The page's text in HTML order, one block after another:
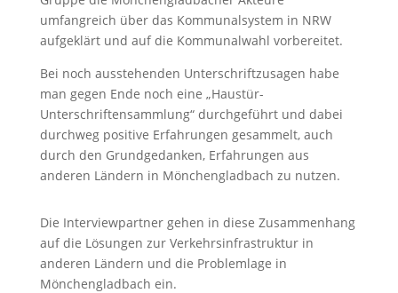
umfangreich über das Kommunalsystem in NRW
aufgeklärt und auf die Kommunalwahl vorbereitet.
Bei noch ausstehenden Unterschriftzusagen habe
man gegen Ende noch eine „Haustür-
Unterschriftensammlung“ durchgeführt und dabei
durchweg positive Erfahrungen gesammelt, auch
durch den Grundgedanken, Erfahrungen aus
anderen Ländern in Mönchengladbach zu nutzen.
Die Interviewpartner gehen in diese Zusammenhang
auf die Lösungen zur Verkehrsinfrastruktur in
anderen Ländern und die Problemlage in
Mönchengladbach ein.